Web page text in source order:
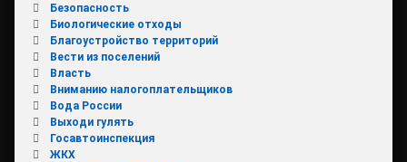
Безопасность
Биологические отходы
Благоустройство территорий
Вести из поселений
Власть
Вниманию налогоплательщиков
Вода России
Выходи гулять
Госавтоинспекция
ЖКХ